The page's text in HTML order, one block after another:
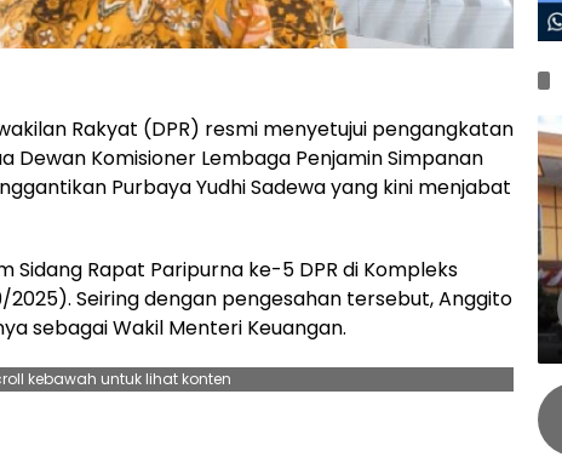
Rakyat (DPR) resmi menyetujui pengangkatan
Dewan Komisioner Lembaga Penjamin Simpanan
Purbaya Yudhi Sadewa yang kini menjabat
Sidang Rapat Paripurna ke-5 DPR di Kompleks
Seiring dengan pengesahan tersebut, Anggito
sebagai Wakil Menteri Keuangan.
kebawah untuk lihat konten